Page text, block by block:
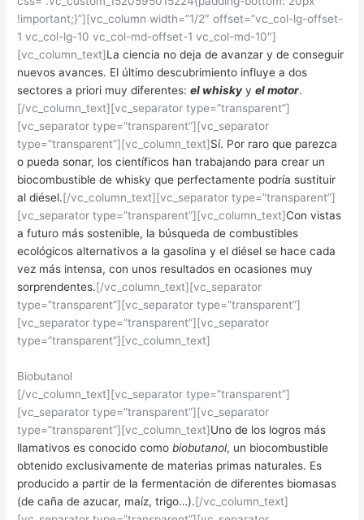
!important;}”][vc_column width=”1/2″ offset=”vc_col-lg-offset-
1 vc_col-lg-10 vc_col-md-offset-1 vc_col-md-10″]
[vc_column_text]La ciencia no deja de avanzar y de conseguir
nuevos avances. El último descubrimiento influye a dos
sectores a priori muy diferentes:el whiskyyel motor.
[/vc_column_text][vc_separator type=”transparent”]
[vc_separator type=”transparent”][vc_separator
type=”transparent”][vc_column_text]Sí. Por raro que parezca
o pueda sonar, los científicos han trabajando para crear un
biocombustible de whisky que perfectamente podría sustituir
al diésel.[/vc_column_text][vc_separator type=”transparent”]
[vc_separator type=”transparent”][vc_column_text]Con vistas
a futuro más sostenible, la búsqueda de combustibles
ecológicos alternativos a la gasolina y el diésel se hace cada
vez más intensa, con unos resultados en ocasiones muy
sorprendentes.[/vc_column_text][vc_separator
type=”transparent”][vc_separator type=”transparent”]
[vc_separator type=”transparent”][vc_separator
type=”transparent”][vc_column_text]
Biobutanol
[/vc_column_text][vc_separator type=”transparent”]
[vc_separator type=”transparent”][vc_separator
type=”transparent”][vc_column_text]Uno de los logros más
llamativos es conocido comobiobutanol, un biocombustible
obtenido exclusivamente de materias primas naturales. Es
producido a partir de la fermentación de diferentes biomasas
(de caña de azucar, maíz, trigo…).[/vc_column_text]